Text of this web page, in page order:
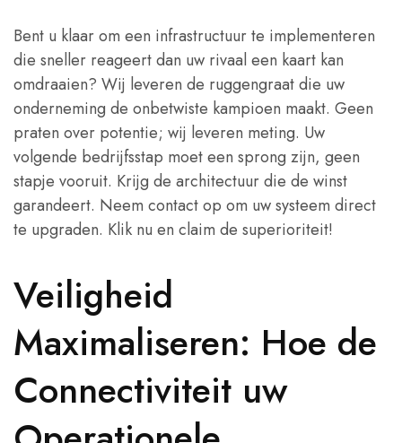
Bent u klaar om een infrastructuur te implementeren
die sneller reageert dan uw rivaal een kaart kan
omdraaien? Wij leveren de ruggengraat die uw
onderneming de onbetwiste kampioen maakt. Geen
praten over potentie; wij leveren meting. Uw
volgende bedrijfsstap moet een sprong zijn, geen
stapje vooruit. Krijg de architectuur die de winst
garandeert. Neem contact op om uw systeem direct
te upgraden. Klik nu en claim de superioriteit!
Veiligheid
Maximaliseren: Hoe de
Connectiviteit uw